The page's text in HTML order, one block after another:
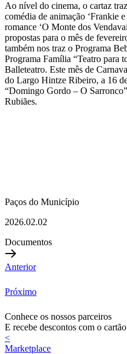
Ao nível do cinema, o cartaz
comédia de animação ‘Frankie
romance ‘O Monte dos
propostas para o mês de
também nos traz o Programa
Programa Família “Teatro para
Balleteatro. Este mês de
do Largo Hintze Ribeiro, a 16
“Domingo Gordo – O
Rubiães.
Paços do Município
2026.02.02
Documentos
Anterior
Próximo
Conhece os nossos parceiros
E recebe descontos com o
<
Marketplace